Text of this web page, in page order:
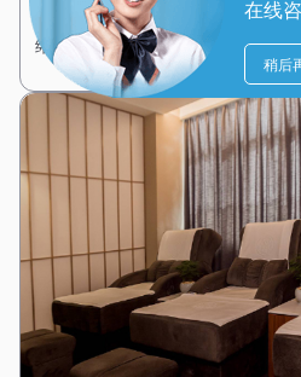
在线
稍后
解。天然精油清香淡雅，能够舒缓
绪。配合专业舒缓手法，缓慢推开